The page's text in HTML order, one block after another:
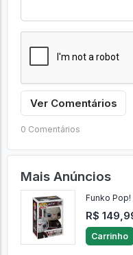
Ver Comentários
0 Comentários
Mais Anúncios
Funko
R$
Carrinho